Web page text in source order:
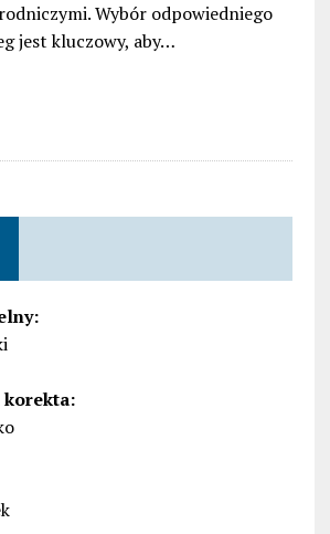
Wybór odpowiedniego
jest kluczowy, aby…
korekta: